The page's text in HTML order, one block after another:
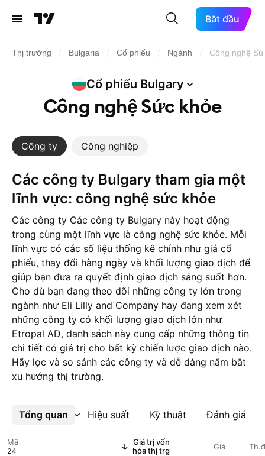
Bắt đầu
Thị trường Bulgaria Cổ phiếu Ngành Công nghệ
Cổ phiếu Bulgary
Công nghệ Sức khỏe
Công ty Công nghiệp
Các công ty Bulgary tham gia một
lĩnh vực: công nghệ sức khỏe
Các công ty Các công ty Bulgary này hoạt động
trong cùng một lĩnh vực là công nghệ sức khỏe. Mỗi
lĩnh vực có các số liệu thống kê chính như giá cổ
phiếu, thay đổi hàng ngày và khối lượng giao dịch để
giúp bạn đưa ra quyết định giao dịch sáng suốt hơn.
Cho dù bạn đang theo dõi những công ty lớn trong
ngành như Eli Lilly and Company hay đang xem xét
những công ty có khối lượng giao dịch lớn như
Etropal AD, danh sách này cung cấp những thông tin
chi tiết có giá trị cho bất kỳ chiến lược giao dịch nào.
Hãy lọc và so sánh các công ty và dễ dàng nắm bắt
xu hướng thị trường.
Tổng quan Hiệu suất Kỹ thuật Đánh giá
Xem thêm
Mã
Giá trị vốn
hóa thị trg
Giá